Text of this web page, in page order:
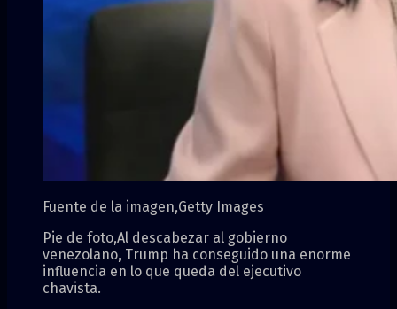
Fuente de la imagen,Getty Images
Pie de foto,Al descabezar al gobierno
venezolano, Trump ha conseguido una enorme
influencia en lo que queda del ejecutivo
chavista.